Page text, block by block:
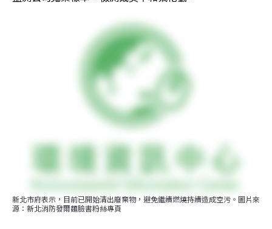
新北市府表示，目前已開始清出廢棄物，避免繼續燃燒持續造成空污。圖片來
源：新北消防發爾麵臉書粉絲專頁